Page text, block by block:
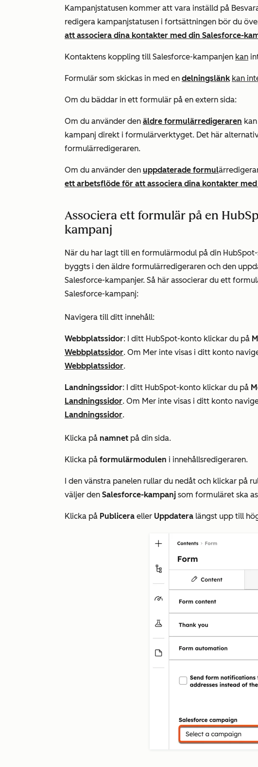
Kampanjstatusen kommer att vara inställd på
redigera kampanjstatusen i fortsättningen bör du
att associera dina kontakter med din Salesforce-
Kontaktens koppling till Salesforce-kampanjen kan
Formulär som skickas in med en delningslänk kan
Om du bäddar in ett formulär på en extern sida:
Om du använder den äldre formulärredigeraren
kampanj direkt i formulärverktyget. Det här
formulärredigeraren.
Om du använder den uppdaterade formul
ett arbetsflöde för att associera dina kontakter
Associera ett formulär på en
kampanj
När du har lagt till en formulärmodul på din
byggts i den äldre formulärredigeraren och den
Salesforce-kampanjer. Så här associerar du ett
Salesforce-kampanj:
Navigera till ditt innehåll:
Webbplatssidor: I ditt HubSpot-konto klickar du på
Webbplatssidor. Om Mer inte visas i ditt konto
Webbplatssidor.
Landningssidor: I ditt HubSpot-konto klickar du på
Landningssidor. Om Mer inte visas i ditt konto
Landningssidor.
Klicka på namnet på din sida.
Klicka på formulärmodulen i innehållsredigeraren.
I den vänstra panelen rullar du nedåt och klickar på
väljer den Salesforce-kampanj som formuläret ska
Klicka på Publicera eller Uppdatera längst upp till